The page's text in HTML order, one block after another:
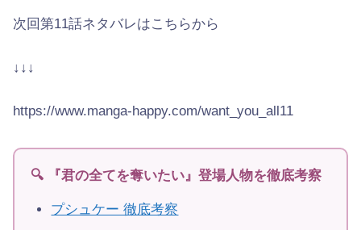
次回第11話ネタバレはこちらから
↓↓↓
https://www.manga-happy.com/want_you_all11
🔍 『君の全てを奪いたい』登場人物を徹底考察
プシュケー 徹底考察